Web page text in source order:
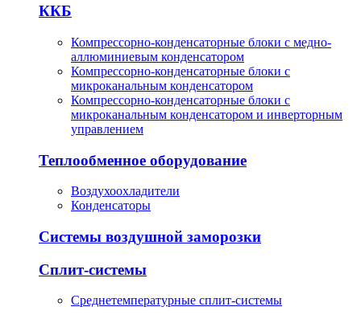
ККБ
Компрессорно-конденсаторные блоки с медно-
аллюминиевым конденсатором
Компрессорно-конденсаторные блоки с
микроканальным конденсатором
Компрессорно-конденсаторные блоки с
микроканальным конденсатором и инверторным
управлением
Теплообменное оборудование
Воздухоохладители
Конденсаторы
Системы воздушной заморозки
Сплит-системы
Среднетемпературные сплит-системы